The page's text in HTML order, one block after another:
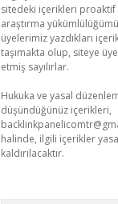
sitedeki içerikleri
araştırma
üyelerimiz yazdıkları
taşımakta olup, siteye
etmiş sayılırlar.
Hukuka ve yasal
düşündüğünüz içerikleri,
halinde, ilgili içerikler
kaldırılacaktır.